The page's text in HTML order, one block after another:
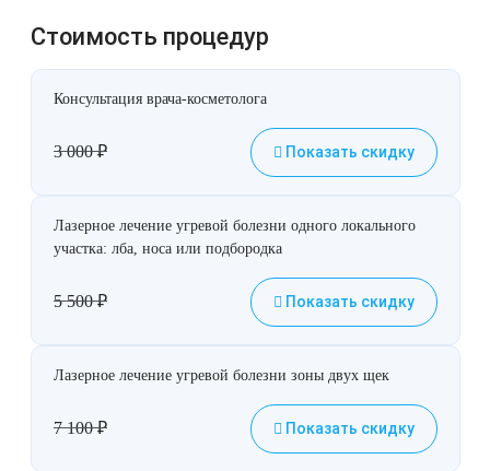
Стоимость процедур
Консультация врача-косметолога
3 000₽ Показать скидку
Лазерное лечение угревой болезни одного локального
участка: лба, носа или подбородка
5 500₽ Показать скидку
Лазерное лечение угревой болезни зоны двух щек
7 100₽ Показать скидку
Лазерная подтяжка кожи на бедрах и коленях
Лазерное омоложение груди